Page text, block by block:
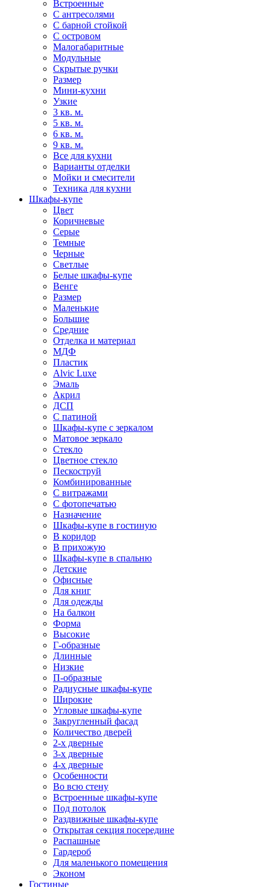
Встроенные
С антресолями
С барной стойкой
С островом
Малогабаритные
Модульные
Скрытые ручки
Размер
Мини-кухни
Узкие
3 кв. м.
5 кв. м.
6 кв. м.
9 кв. м.
Все для кухни
Варианты отделки
Мойки и смесители
Техника для кухни
Шкафы-купе
Цвет
Коричневые
Серые
Темные
Черные
Светлые
Белые шкафы-купе
Венге
Размер
Маленькие
Большие
Средние
Отделка и материал
МДФ
Пластик
Alvic Luxe
Эмаль
Акрил
ДСП
С патиной
Шкафы-купе с зеркалом
Матовое зеркало
Стекло
Цветное стекло
Пескоструй
Комбинированные
С витражами
С фотопечатью
Назначение
Шкафы-купе в гостиную
В коридор
В прихожую
Шкафы-купе в спальню
Детские
Офисные
Для книг
Для одежды
На балкон
Форма
Высокие
Г-образные
Длинные
Низкие
П-образные
Радиусные шкафы-купе
Широкие
Угловые шкафы-купе
Закругленный фасад
Количество дверей
2-х дверные
3-х дверные
4-х дверные
Особенности
Во всю стену
Встроенные шкафы-купе
Под потолок
Раздвижные шкафы-купе
Открытая секция посередине
Распашные
Гардероб
Для маленького помещения
Эконом
Гостиные